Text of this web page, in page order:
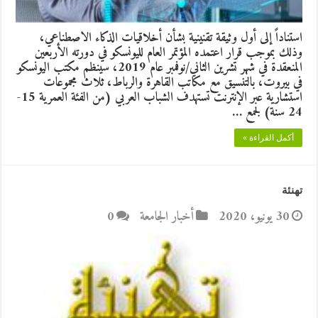
استناداً إلى أول وثيقة تقنينية بشأن أخلاقيات الذكاء الاصطناعي،
وذلك بموجب قرار اعتمده المؤتمر العام لليونسكو في دورته الأربعين
المنعقدة في شهر تشرين الثاني/نوفمبر عام 2019، سينظم مكتب اليونسكو
في بيروت، بالتنسيق مع مكاتب القاهرة والرباط، ثلاث مجموعات
استشارية عبر الإنترنت تستهدف الشباب العربي (من الفئة العمرية 15-
24 سنة) لجمع …
أكمل القراءة »
تهنئة
30 يونيو، 2020 أخبار الجامعة 0